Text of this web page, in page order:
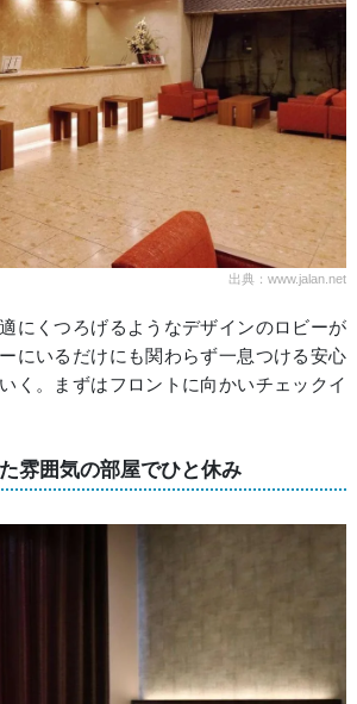
出典：www.jalan.net
にくつろげるようなデザインのロビーが
にいるだけにも関わらず一息つける安心
く。まずはフロントに向かいチェックイ
雰囲気の部屋でひと休み